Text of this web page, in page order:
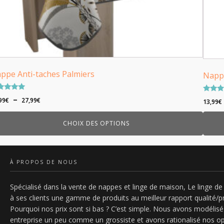
Anti-taches Palmiers
€ – 27,99€Plage
de
13,99€
à
27,99€
CHOIX DES OPTIONS
4.70
sur 5
13,99€
du
À PROPOS DE NOUS
Spécialisé dans la vente de nappes et linge de maison, Le linge de
à ses clients une gamme de produits au meilleur rapport qualité/
Pourquoi nos prix sont si bas ? C’est simple. Nous avons
entreprise un peu comme un grossiste et avons rationalisé nos